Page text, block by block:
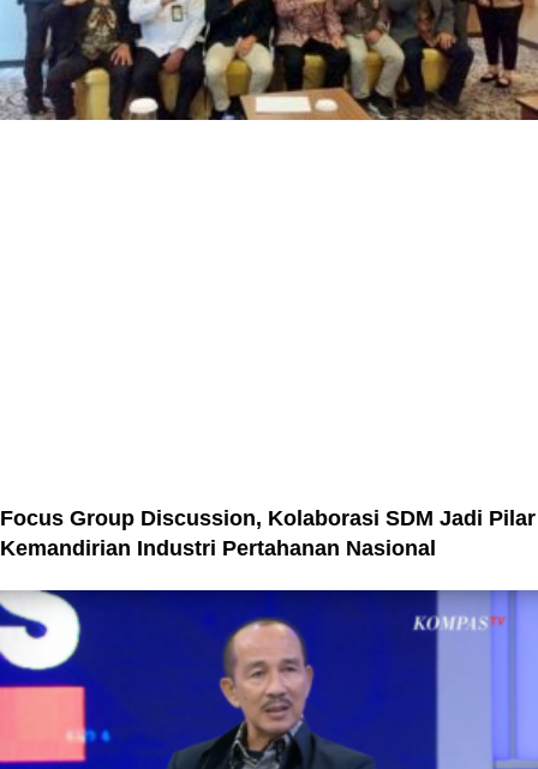
Focus Group Discussion, Kolaborasi SDM Jadi Pilar
Kemandirian Industri Pertahanan Nasional